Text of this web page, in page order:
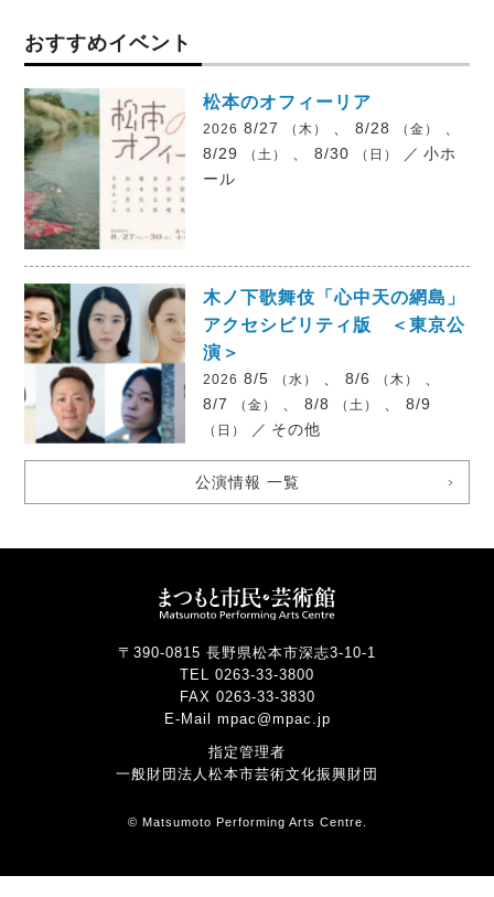
おすすめイベント
松本のオフィーリア
2026 8/27 （木） 、 8/28 （金）
、
8/29
（土） 、 8/30 （日） ／ 小ホ
ール
木ノ下歌舞伎「心中天の網島」
アクセシビリティ版 ＜東京公
演＞
2026 8/5 （水） 、 8/6 （木）
8/7
（金） 、 8/8 （土） 、 8/9
（日） ／ その他
公演情報 一覧
〒390-0815 長野県松本市深志3-10-1
TEL 0263-33-3800
FAX 0263-33-3830
E-Mail mpac@mpac.jp
指定管理者
一般財団法人松本市芸術文化振興財団
© Matsumoto Performing Arts Centre.